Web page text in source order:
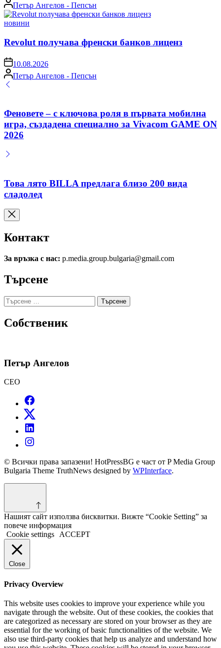
Posted
by
Петър Ангелов - Пепсън
Posted
новини
Revolut получава френски банков лиценз
on 10.08.2026
Posted
by
Петър Ангелов - Пепсън
Феновете – с ключова роля в първата мобилна
игра, създадена специално за Vivacom GAME ON
2026
Това лято BILLA предлага близо 200 вида
сладолед
Контакт
За връзка с нас: p.media.group.bulgaria@gmail.com
Търсене
Търсене
за:
Собственик
Петър Ангелов
CEO
© Всички права запазени! HotPressBG е част от P Media Group
Bulgaria Theme TruthNews designed by WPInterface.
Нашият сайт използва бисквитки. Вижте “Cookie Setting” за
повече информация
Cookie settings
ACCEPT
Close
Privacy Overview
This website uses cookies to improve your experience while you
navigate through the website. Out of these cookies, the cookies that
are categorized as necessary are stored on your browser as they are
essential for the working of basic functionalities of the website. We
also use third-party cookies that help us analyze and understand how